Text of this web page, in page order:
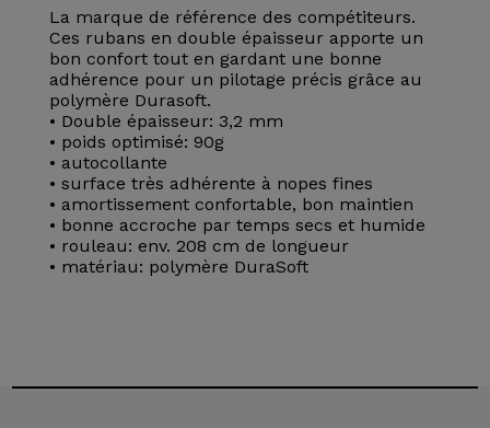
La marque de référence des compétiteurs.
Ces rubans en double épaisseur apporte un
bon confort tout en gardant une bonne
adhérence pour un pilotage précis grâce au
polymère Durasoft.
• Double épaisseur: 3,2 mm
• poids optimisé: 90g
• autocollante
• surface très adhérente à nopes fines
• amortissement confortable, bon maintien
• bonne accroche par temps secs et humide
• rouleau: env. 208 cm de longueur
• matériau: polymère DuraSoft